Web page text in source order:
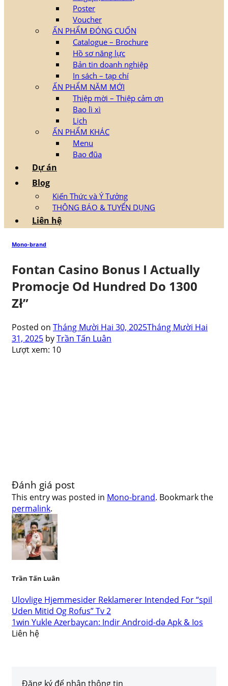
Poster
Voucher
ẤN PHẨM ĐÓNG CUỐN
Catalogue – Brochure
Hồ sơ năng lực
Bản tin doanh nghiệp
In sách – tạp chí
ẤN PHẨM NĂM MỚI
Thiệp mời – Thiệp cảm ơn
Bao lì xì
Lịch
ẤN PHẨM KHÁC
Menu
Bao đũa
Dự án
Blog
Kiến Thức và Ý Tưởng
THÔNG BÁO & TUYỂN DỤNG
Liên hệ
Mono-brand
Fontan Casino Bonus I Actually
Promocje Od Hundred Do 1300
Zł”
Posted on Tháng Mười Hai 30, 2025Tháng Mười Hai
31, 2025 byTrần Tấn Luân
Lượt xem: 10
Đánh giá post
This entry was posted in Mono-brand. Bookmark the
permalink.
Trần Tấn Luân
Ulovlige Hjemmesider Reklamerer Intended For “spil
Uden Mitid Og Rofus” Tv 2
1win Yukle Azerbaycan: Indir Android-də Apk & Ios
Liên hệ
Đăng ký để nhận thông tin